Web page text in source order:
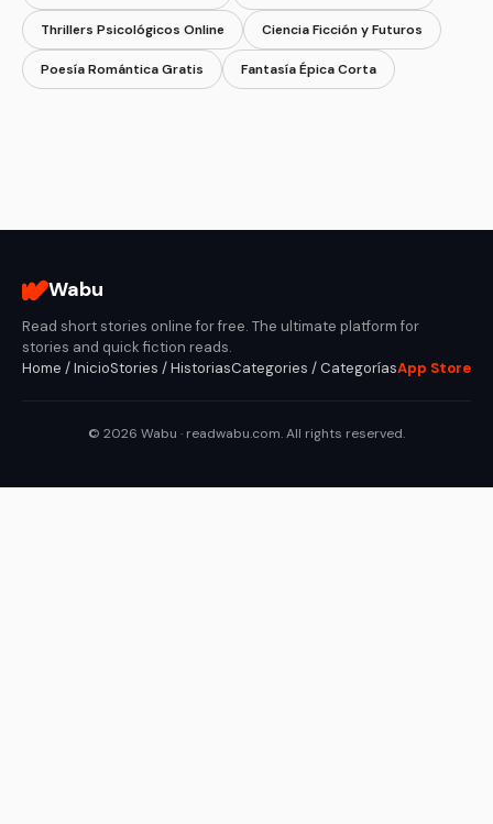
Thrillers Psicológicos Online Ciencia Ficción y Futuros
Poesía Romántica Gratis Fantasía Épica Corta
Wabu
Read short stories online for free. The ultimate platform for
stories and quick fiction reads.
Home / InicioStories / HistoriasCategories / CategoríasApp Store
© 2026 Wabu · readwabu.com. All rights reserved.